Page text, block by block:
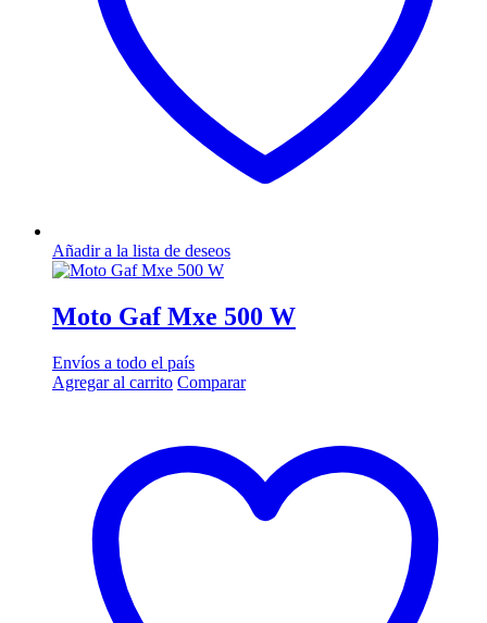
Añadir a la lista de deseos
Moto Gaf Mxe 500 W
Envíos a todo el país
Agregar al carrito Comparar